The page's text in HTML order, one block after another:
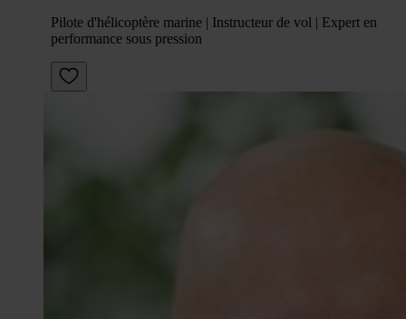
Pilote d'hélicoptère marine | Instructeur de vol | Expert en
performance sous pression